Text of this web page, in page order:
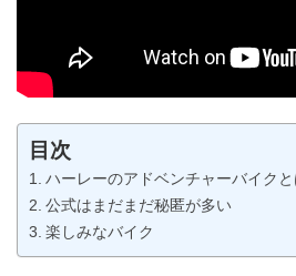
目次
ハーレーのアドベンチャーバイクと
公式はまだまだ秘匿が多い
楽しみなバイク